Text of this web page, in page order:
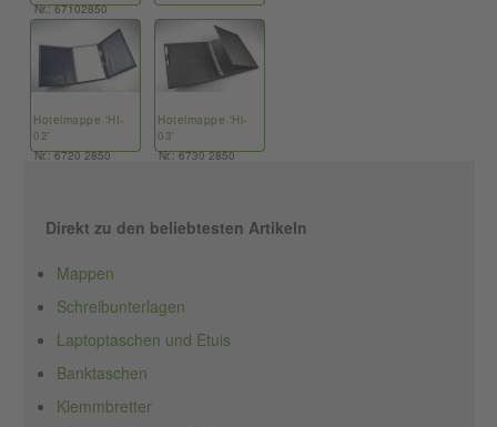
Nr.: 67102850
Hotelmappe 'HI-
02'
Nr.: 6720 2850
Hotelmappe 'Hi-
03'
Nr.: 6730 2850
Direkt zu den beliebtesten Artikeln
Mappen
Schreibunterlagen
Laptoptaschen und Etuis
Banktaschen
Klemmbretter